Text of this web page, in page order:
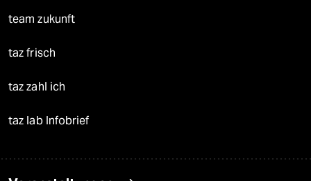
team zukunft
taz frisch
taz zahl ich
taz lab Infobrief